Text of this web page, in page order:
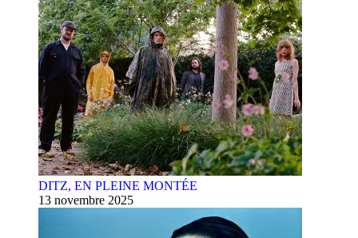
DITZ, EN PLEINE MONTÉE
13 novembre 2025